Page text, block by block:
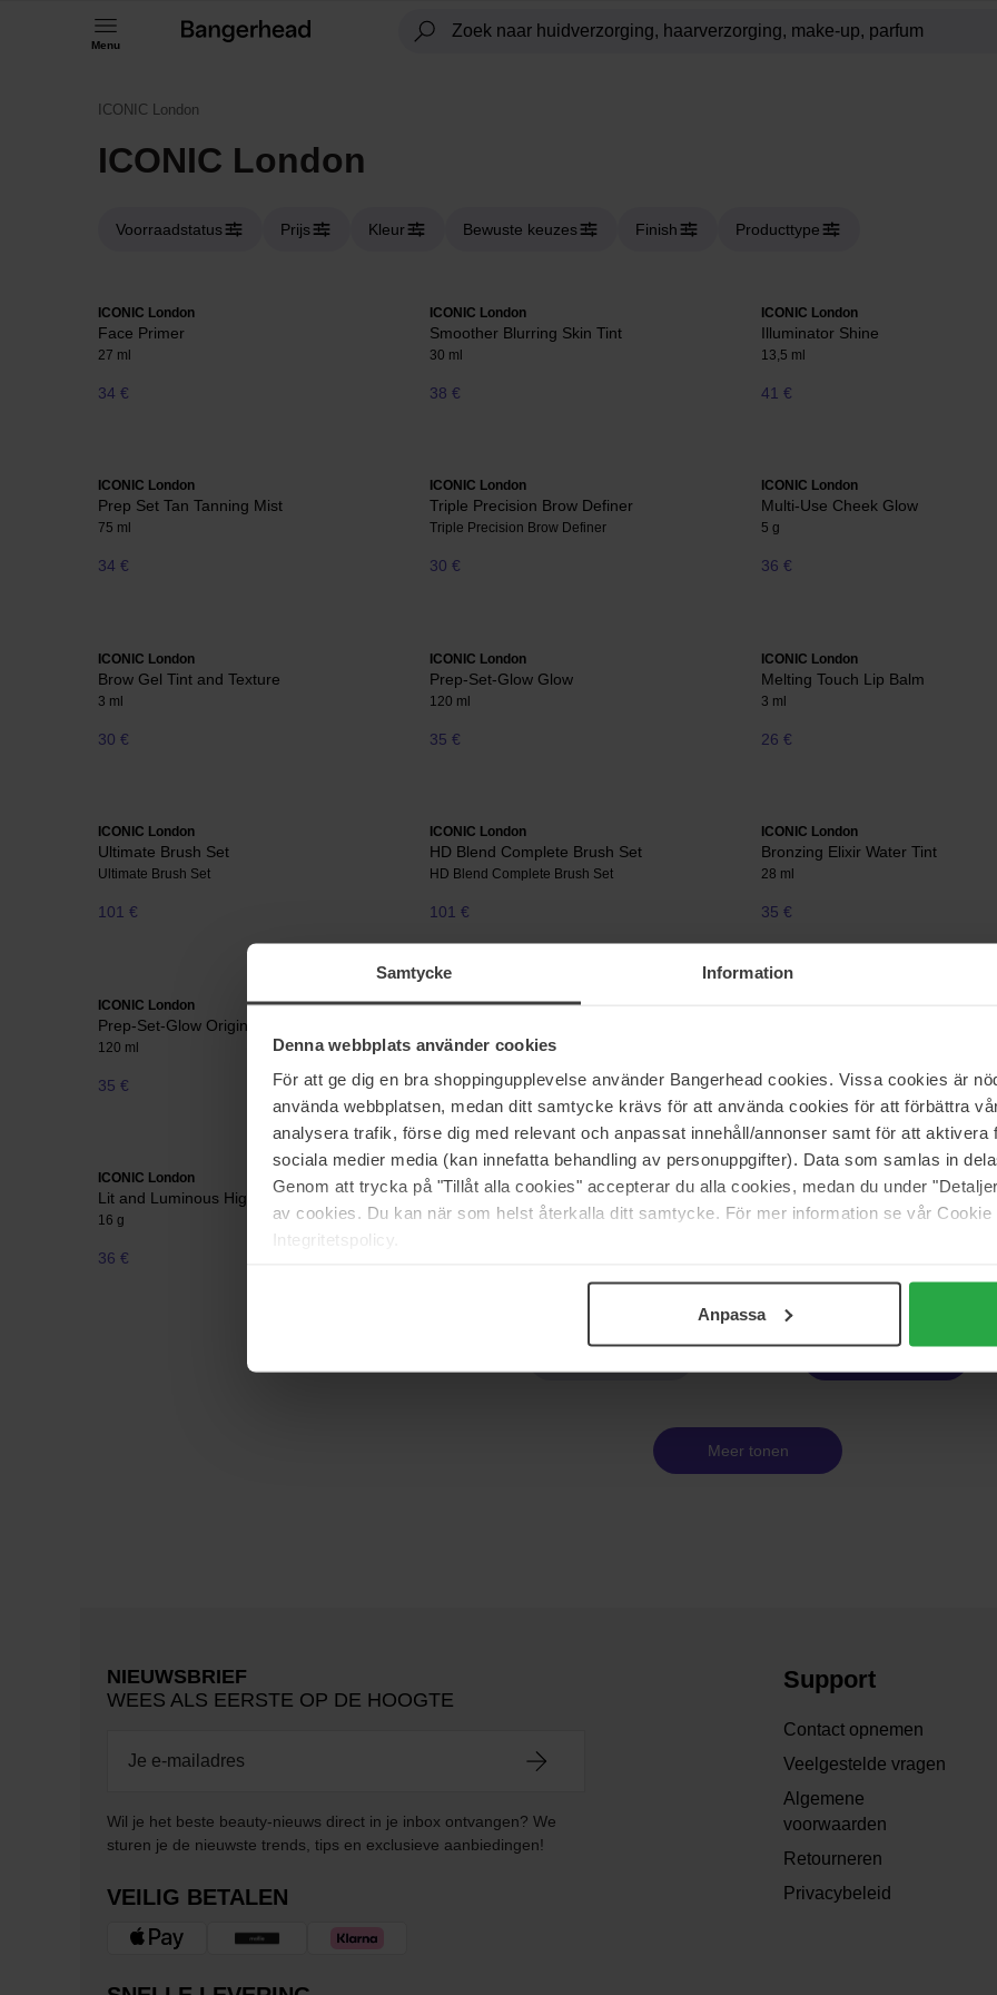
Samtycke Information
Denna webbplats använder cookies
För att ge dig en bra shoppingupplevelse använder Bangerhead cookies. Vissa cookies är
använda webbplatsen, medan ditt samtycke krävs för att använda cookies för att förbättra
analysera trafik, förse dig med relevant och anpassat innehåll/annonser samt för att aktivera
sociala medier media (kan innefatta behandling av personuppgifter). Data som samlas in
Genom att trycka på "Tillåt alla cookies" accepterar du alla cookies, medan du under
av cookies. Du kan när som helst återkalla ditt samtycke. För mer information se vår
Integritetspolicy.
Anpassa
Menu
ICONIC London
ICONIC London
Voorraadstatus Prijs Kleur Bewuste keuzes Finish Producttype
ICONIC London
Face Primer
27 ml
34 €
ICONIC London
Smoother Blurring Skin Tint
30 ml
38 €
ICONIC London
Illuminator Shine
13,5 ml
41 €
ICONIC London
Prep Set Tan Tanning Mist
75 ml
34 €
ICONIC London
Triple Precision Brow Definer
Triple Precision Brow Definer
30 €
ICONIC London
Multi-Use Cheek Glow
5 g
36 €
ICONIC London
Brow Gel Tint and Texture
3 ml
30 €
ICONIC London
Prep-Set-Glow Glow
120 ml
35 €
ICONIC London
Melting Touch Lip Balm
3 ml
26 €
ICONIC London
Ultimate Brush Set
Ultimate Brush Set
101 €
ICONIC London
HD Blend Complete Brush Set
HD Blend Complete Brush Set
101 €
ICONIC London
Bronzing Elixir Water Tint
28 ml
35 €
ICONIC London
Prep-Set-Glow Original
120 ml
35 € Niet op voorraad
ICONIC London
6 g
33 € 33 €
ICONIC London
Lit and Luminous Highlighter
16 g
36 €
ICONIC London
Lustre Lip Oil
6 ml
ICONIC London
Butter Glaze Lip Balm
14 g
Meer tonen
NIEUWSBRIEF
WEES ALS EERSTE OP DE HOOGTE
Wil je het beste beauty-nieuws direct in je inbox ontvangen? We
sturen je de nieuwste trends, tips en exclusieve aanbiedingen!
VEILIG BETALEN
Support
Contact opnemen
Veelgestelde vragen
Algemene
voorwaarden
Retourneren
Privacybeleid